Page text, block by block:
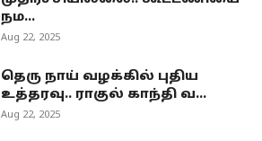
நம...
Aug 22, 2025
தெரு நாய் வழக்கில் புதிய
உத்தரவு.. ராகுல் காந்தி வ...
Aug 22, 2025